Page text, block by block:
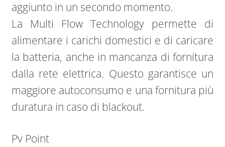
aggiunto in un secondo momento.
La Multi Flow Technology permette di
alimentare i carichi domestici e di caricare
la batteria, anche in mancanza di fornitura
dalla rete elettrica. Questo garantisce un
maggiore autoconsumo e una fornitura più
duratura in caso di blackout.
Pv Point